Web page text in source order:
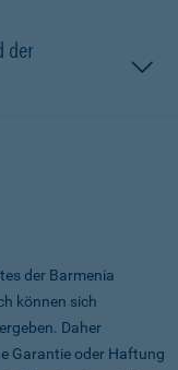
der
der Barmenia
können sich
Daher
Garantie oder Haftung